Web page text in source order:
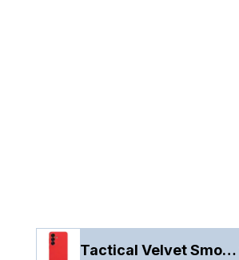
Tactical Velvet Smoothie Kryt pro Samsung Galaxy S26 Chilli